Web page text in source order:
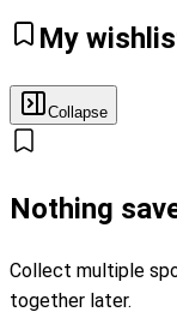
My
Collapse
Nothing
Collect multiple
together later.